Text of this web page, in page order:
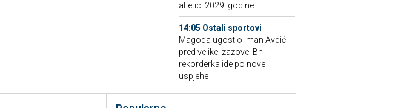
atletici 2029. godine
14:05 Ostali sportovi
Magoda ugostio Iman Avdić
pred velike izazove: Bh.
rekorderka ide po nove
uspjehe